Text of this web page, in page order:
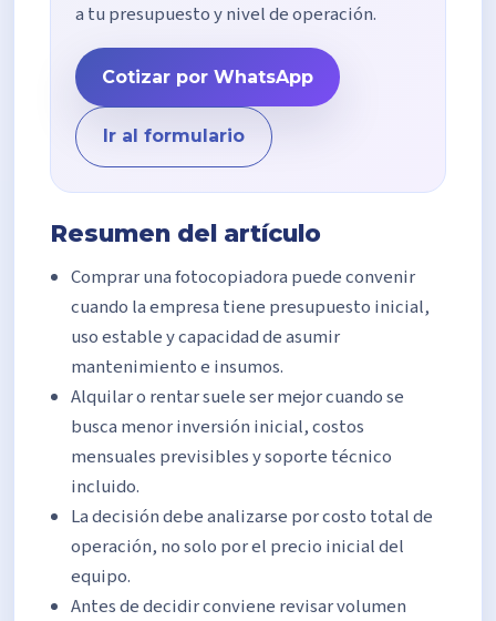
a tu presupuesto y nivel de operación.
Cotizar por WhatsApp
Ir al formulario
Resumen del artículo
Comprar una fotocopiadora puede convenir
cuando la empresa tiene presupuesto inicial,
uso estable y capacidad de asumir
mantenimiento e insumos.
Alquilar o rentar suele ser mejor cuando se
busca menor inversión inicial, costos
mensuales previsibles y soporte técnico
incluido.
La decisión debe analizarse por costo total de
operación, no solo por el precio inicial del
equipo.
Antes de decidir conviene revisar volumen